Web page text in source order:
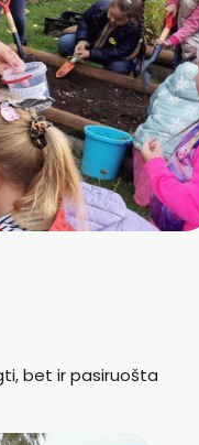
bet ir pasiruošta